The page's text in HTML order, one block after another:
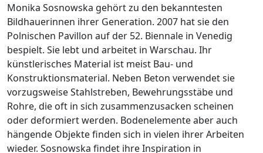
Monika Sosnowska gehört zu den bekanntesten
Bildhauerinnen ihrer Generation. 2007 hat sie den
Polnischen Pavillon auf der 52. Biennale in Venedig
bespielt. Sie lebt und arbeitet in Warschau. Ihr
künstlerisches Material ist meist Bau- und
Konstruktionsmaterial. Neben Beton verwendet sie
vorzugsweise Stahlstreben, Bewehrungsstäbe und
Rohre, die oft in sich zusammenzusacken scheinen
oder deformiert werden. Bodenelemente aber auch
hängende Objekte finden sich in vielen ihrer Arbeiten
wieder. Sosnowska findet ihre Inspiration in